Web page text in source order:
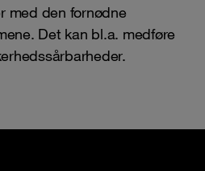
med den fornødne
Det kan bl.a. medføre